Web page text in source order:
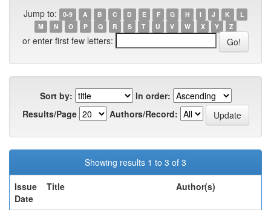
Jump to: 0-9 A B C D E F G H I J K
L
M
N O P Q R S T U V W X Y Z
or enter first few letters:
Sort by:
In order:
Results/Page
Authors/Record:
Showing results 1 to 3 of 3
Issue
Date
Title Author(s)